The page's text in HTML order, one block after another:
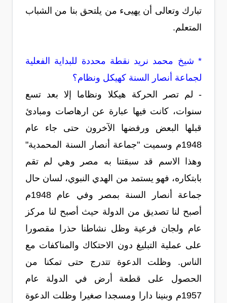
تبارك وتعالى أن يهيىء من يلتحق بنا من الشباب
المتعلم.
* شيخ محمد نريد نقطة محددة للبداية الفعلية
لجماعة أنصار السنة كهيكل ونظام؟
- لم تصر الحركة هيكلا ونظاما إلا بعد تسع
سنوات، كانت فيها عبارة عن ارهاصات ومبادئ
قبلها البعض ورفضها الآخرون حتى جاء عام
1948م وسميت "جماعة أنصار السنة المحمدية"
وهذا الاسم قد سبقتنا به مصر وهي لم تقم
بابتكاره، فهو يستمد من الهدي النبوي، لسان حال
جماعة أنصار السنة بمصر وفي عام 1948م
أصبح لنا تصديق من الدولة حيث أصبح لنا مركز
عام ولجان فرعية وظل نشاطنا حذرا مقصورا
على عملية التبليغ دون الاحتكاك والمناكفات مع
الناس. وظلت الدعوة تتدرج حتى تمكنا من
الحصول على قطعة أرض في الدولة عام
1957م وبنينا دارا ومسجدا صغيرا وظلت الدعوة